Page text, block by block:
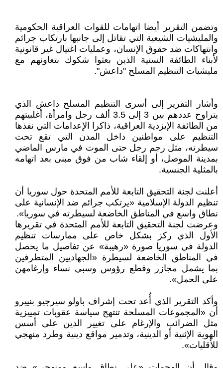
وتضمن التقرير أيضا اتهامات للقوات العراقية الحكومية
والمليشيات الشيعية التي تقاتل إلى جانبها بارتكاب جرائم
وانتهاكات ضد حقوق الإنسان، وعمليات اغتيال غير قانونية
لأبناء الطائفة السنية الذين بعثوا شكوك بتعاونهم مع
مليشيات التنظيم المسلح "داعش".
وأشار التقرير إلى أسرى التنظيم المسلح داعش الذي
يتراوح عددهم بين 3 إلى 3.5 ألف رجل وامرأة، أغلبيتهم
من الطائفة الإيزدية العراقية، ذاكرا الإعدامات التي نفذها
التنظيم على مواطنين داخل المدن التي تقع تحت
سيطرته، مثل رجم رجل حتى الموت في مارس الماضي
بمدينة الموصل، أو إلقاء شاب من فوق مبنى بعد اتهامه
بالمثلية الجنسية.
أعلنت لجنة التحقيق التابعة للأمم المتحدة حول سوريا أن
تنظيم الدولة الإسلامية «يرتكب جرائم ضد الإنسانية على
نطاق واسع في المناطق الخاضعة لسيطرته في سوريا».
وعرضت لجنة التحقيق التابعة للأمم المتحدة في تقريرها
الأول الذي ركز بشكل خاص على ممارسات تنظيم
الدولة في سوريا صورة «رهيبة» عن تفاصيل ما يحصل
في المناطق الخاضعة لسيطرة «الجهاديين المتطرفين
بما يشمل مجازر وقطع رؤوس وسبي نساء وإرغامهن
على الحمل».
وأكد التقرير الذي أُعد تحت إشراف باولو سيرجيو بنييرو
أن «المجموعات المسلحة تنتهج سياسة عقوبات تمييزية
مثل الضرائب والإرغام على تغيير الدين على أسس
الهوية الإثنية أو الدينية، وتدمير مواقع دينية وطرد منهجي
للأقليات».